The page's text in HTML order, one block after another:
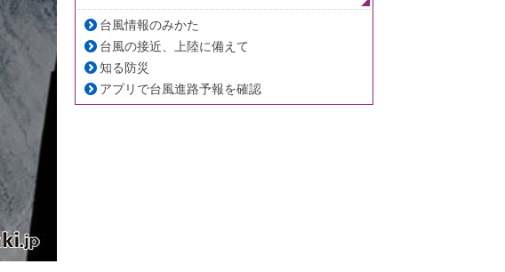
台風情報のみかた
台風の接近、上陸に備えて
知る防災
アプリで台風進路予報を確認